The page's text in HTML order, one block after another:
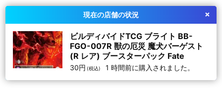
現在の店舗の状況 ×
ビルディバイドTCG ブライト BB-
FGO-007R 獣の厄災 魔犬バーゲスト
(R レア) ブースターパック Fate
30円 (税込) 1 時間前に購入されました。